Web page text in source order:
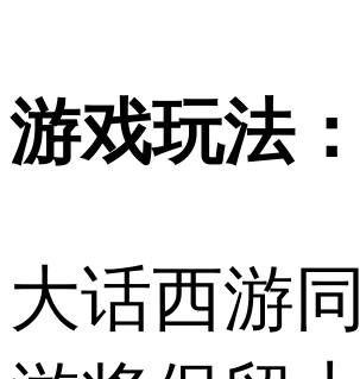
游戏玩法：
大话西游